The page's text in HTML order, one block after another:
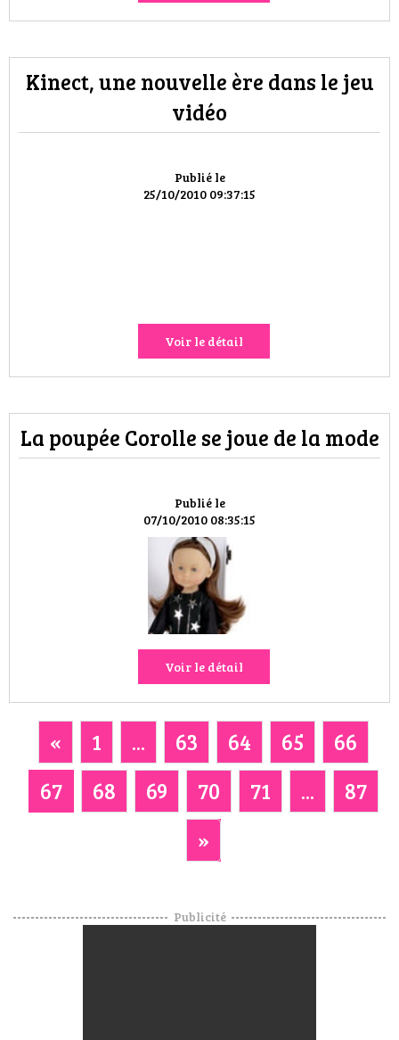
Publié le
25/10/2010 09:37:15
Kinect, une nouvelle ère dans le jeu
vidéo
Voir le détail
Publié le
07/10/2010 08:35:15
La poupée Corolle se joue de la mode
Voir le détail
« 1 ... 63 64 65
66
67
68 69 70 71 ...
87
»
Publicité